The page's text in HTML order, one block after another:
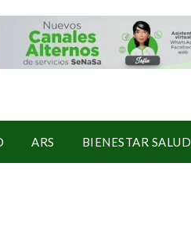
ARS BIENESTAR SALUD